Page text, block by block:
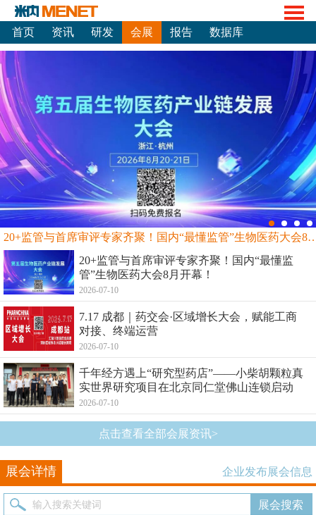
首页 资讯 研发 会展 报告 数据库
20+监管与首席审评专家齐聚！国内“最
20+监管与首席审评专家齐聚！国内“最懂监
管”生物医药大会8月开幕！
2026-07-10
7.17 成都｜药交会·区域增长大会，赋能工商
对接、终端运营
2026-07-10
千年经方遇上“研究型药店”——小柴胡颗粒真
实世界研究项目在北京同仁堂佛山连锁启动
2026-07-10
点击查看全部会展资讯>
展会详情 企业发布展会信息